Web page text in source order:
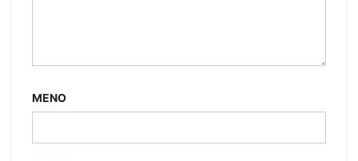
MENO